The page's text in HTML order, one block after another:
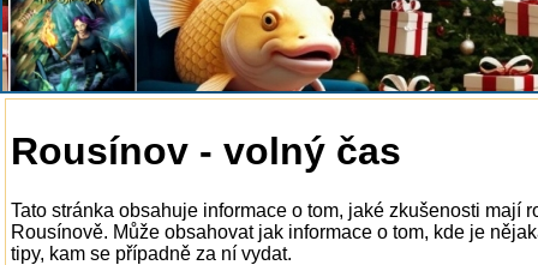
Rousínov - volný čas
Tato stránka obsahuje informace o tom, jaké zkušenosti mají
Rousínově. Může obsahovat jak informace o tom, kde je
tipy, kam se případně za ní vydat.